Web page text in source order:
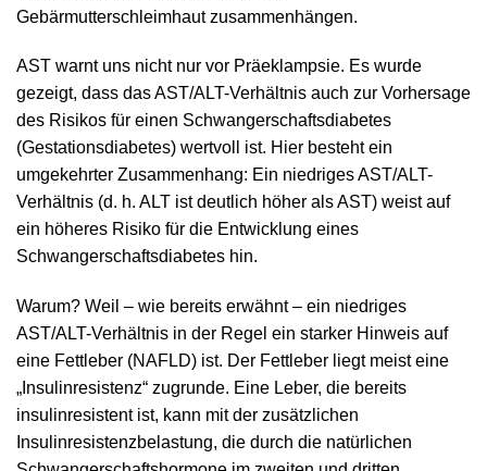
Gebärmutterschleimhaut zusammenhängen.
AST warnt uns nicht nur vor Präeklampsie. Es wurde
gezeigt, dass das AST/ALT-Verhältnis auch zur Vorhersage
des Risikos für einen Schwangerschaftsdiabetes
(Gestationsdiabetes) wertvoll ist. Hier besteht ein
umgekehrter Zusammenhang: Ein niedriges AST/ALT-
Verhältnis (d. h. ALT ist deutlich höher als AST) weist auf
ein höheres Risiko für die Entwicklung eines
Schwangerschaftsdiabetes hin.
Warum? Weil – wie bereits erwähnt – ein niedriges
AST/ALT-Verhältnis in der Regel ein starker Hinweis auf
eine Fettleber (NAFLD) ist. Der Fettleber liegt meist eine
„Insulinresistenz“ zugrunde. Eine Leber, die bereits
insulinresistent ist, kann mit der zusätzlichen
Insulinresistenzbelastung, die durch die natürlichen